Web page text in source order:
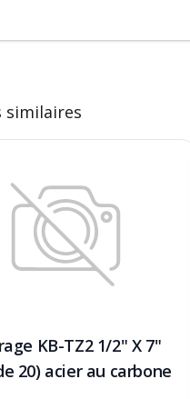
similaires
KB-TZ2 1/2" X 7"
20) acier au carbone